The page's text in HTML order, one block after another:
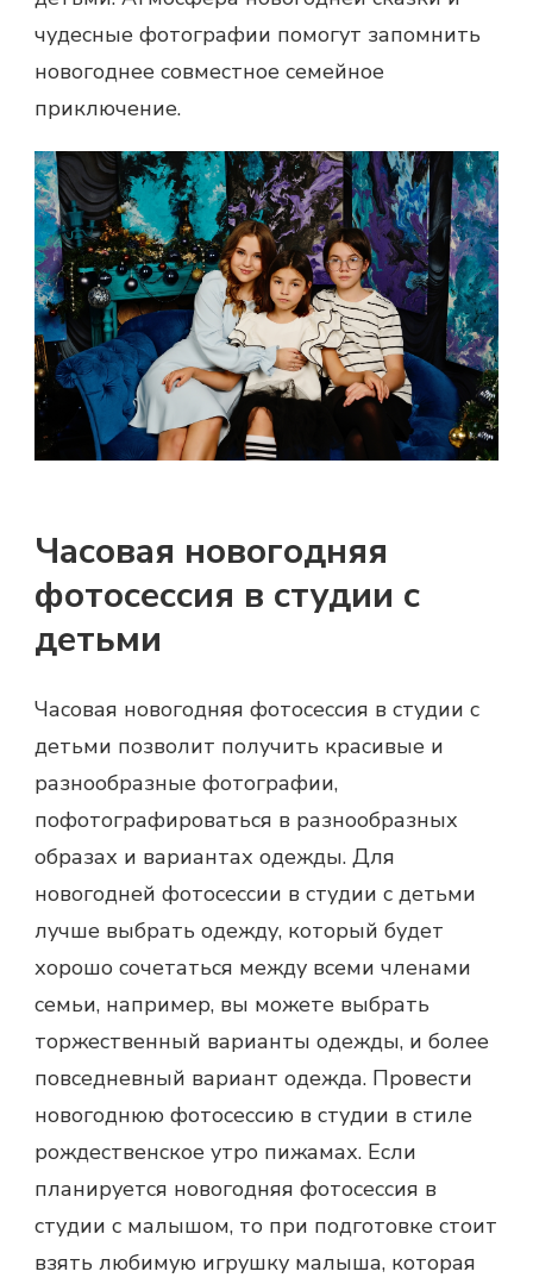
чудесные фотографии помогут запомнить
новогоднее совместное семейное
приключение.
Часовая новогодняя
фотосессия в студии с
детьми
Часовая новогодняя фотосессия в студии с
детьми позволит получить красивые и
разнообразные фотографии,
пофотографироваться в разнообразных
образах и вариантах одежды. Для
новогодней фотосессии в студии с детьми
лучше выбрать одежду, который будет
хорошо сочетаться между всеми членами
семьи, например, вы можете выбрать
торжественный варианты одежды, и более
повседневный вариант одежда. Провести
новогоднюю фотосессию в студии в стиле
рождественское утро пижамах. Если
планируется новогодняя фотосессия в
студии с малышом, то при подготовке стоит
взять любимую игрушку малыша, которая